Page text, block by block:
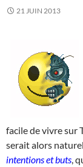
21 JUIN 2013
facile de vivre sur
serait alors
intentions et buts ,